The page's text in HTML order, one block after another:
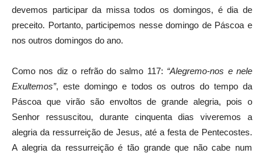
devemos participar da missa todos os domingos, é dia de
preceito. Portanto, participemos nesse domingo de Páscoa e
nos outros domingos do ano.
Como nos diz o refrão do salmo 117: “Alegremo-nos e nele
Exultemos”, este domingo e todos os outros do tempo da
Páscoa que virão são envoltos de grande alegria, pois o
Senhor ressuscitou, durante cinquenta dias viveremos a
alegria da ressurreição de Jesus, até a festa de Pentecostes.
A alegria da ressurreição é tão grande que não cabe num